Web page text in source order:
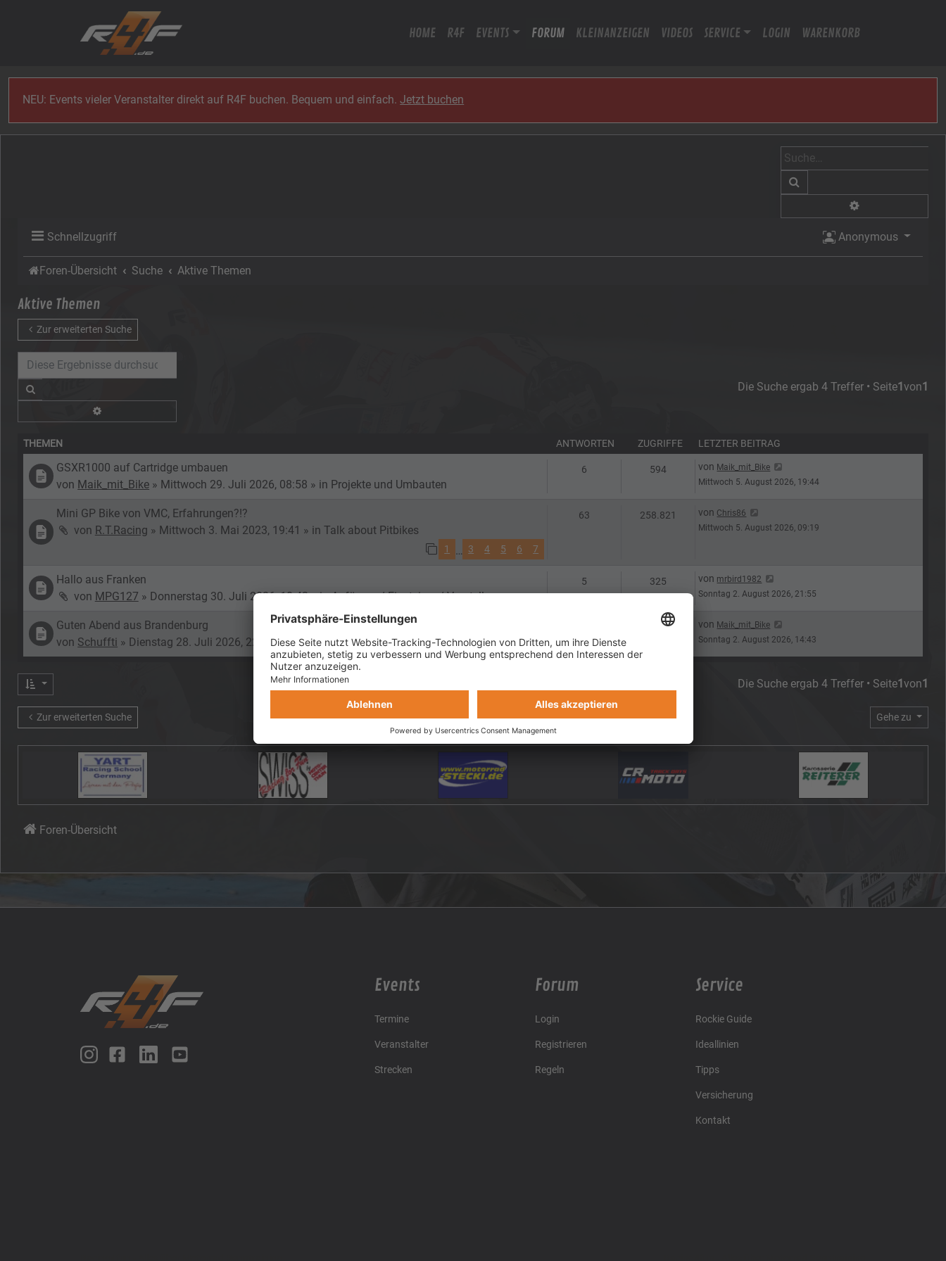
HOME R4F EVENTS FORUM KLEINANZEIGEN VIDEOS SERVICE LOGIN WARENKORB
NEU: Events vieler Veranstalter direkt auf R4F buchen. Bequem und einfach.Jetzt buchen
Schnellzugriff Anonymous
Foren-Übersicht Suche Aktive Themen
Aktive Themen
Zur erweiterten Suche
Die Suche ergab 4 Treffer • Seite1von1
THEMEN ANTWORTEN ZUGRIFFE LETZTER BEITRAG
GSXR1000 auf Cartridge umbauen
von Maik_mit_Bike » Mittwoch 29. Juli 2026, 08:58 » in Projekte und Umbauten
6 594ZugriffeLetzter Beitrag
von Maik_mit_Bike
Mittwoch 5. August 2026, 19:44
Mini GP Bike von VMC, Erfahrungen?!?
von R.T.Racing » Mittwoch 3. Mai 2023, 19:41 » in Talk about Pitbikes
1 … 3 4 5 6 7
63 258.821 ZugriffeLetzter Beitrag
von Chris86
Mittwoch 5. August 2026, 09:19
Hallo aus Franken
von MPG127 » Donnerstag 30. Juli 2026, 10:43» inAnfänger / Einsteiger / Vorstellungen
5 325 ZugriffeLetzter Beitrag
von mrbird1982
Sonntag 2. August 2026, 21:55
Guten Abend aus Brandenburg
von Schuffti » Dienstag 28. Juli 2026, 22:09» in Anfänger / Einsteiger / Vorstellungen
348ZugriffeLetzter Beitrag
von Maik_mit_Bike
Sonntag 2. August 2026, 14:43
Die Suche ergab 4 Treffer • Seite1von1
Zur erweiterten Suche Gehe zu
Foren-Übersicht
Events
Termine
Veranstalter
Strecken
Forum
Login
Registrieren
Regeln
Service
Rockie Guide
Ideallinien
Tipps
Versicherung
Kontakt